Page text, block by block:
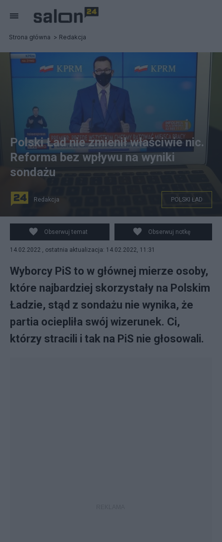
Strona główna Redakcja
S24
Polski Ład nie zmienił właściwie nic.
Reforma bez wpływu na wyniki
sondażu
Redakcja POLSKI ŁAD
Obserwuj temat Obserwuj notkę
14.02.2022 , ostatnia aktualizacja: 14.02.2022, 11:31
Wyborcy PiS to w głównej mierze osoby,
które najbardziej skorzystały na Polskim
Ładzie, stąd z sondażu nie wynika, że
partia ociepliła swój wizerunek. Ci,
którzy stracili i tak na PiS nie głosowali.